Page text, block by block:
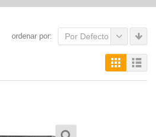
ordenar por: Por Defecto